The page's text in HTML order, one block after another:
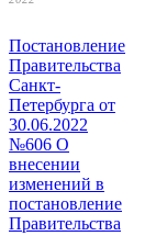
Постановление
Правительства
Санкт-
Петербурга от
30.06.2022
№606 О
внесении
изменений в
постановление
Правительства